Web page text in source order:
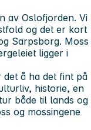
av Oslofjorden. Vi
og det er kort
Sarpsborg. Moss
ligger i
det å ha det fint på
historie, en
både til lands og
og mossingene